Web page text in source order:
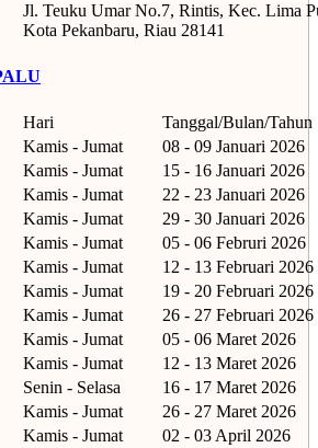
Jl. Teuku Umar No.7, Rintis, Kec. Lima
Kota Pekanbaru, Riau 28141
Hari
Tanggal/Bulan/Tahun
Kamis - Jumat
08 - 09 Januari 2026
Kamis - Jumat
15 - 16 Januari 2026
Kamis - Jumat
22 - 23 Januari 2026
Kamis - Jumat
29 - 30 Januari 2026
Kamis - Jumat
05 - 06 Februri 2026
Kamis - Jumat
12 - 13 Februari 2026
Kamis - Jumat
19 - 20 Februari 2026
Kamis - Jumat
26 - 27 Februari 2026
Kamis - Jumat
05 - 06 Maret 2026
Kamis - Jumat
12 - 13 Maret 2026
Senin - Selasa
16 - 17 Maret 2026
Kamis - Jumat
26 - 27 Maret 2026
Kamis - Jumat
02 - 03 April 2026